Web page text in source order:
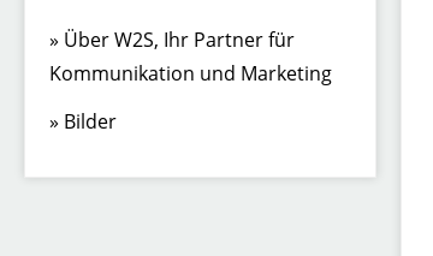
Über W2S, Ihr Partner für
Kommunikation und Marketing
Bilder